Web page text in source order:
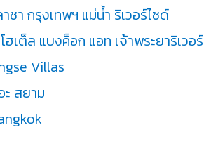
ซา กรุงเทพฯ แม่น้ำ ริเวอร์ไซด์
เต็ล แบงค็อก แอท เจ้าพระยาริเวอร์
Villas
ะ สยาม